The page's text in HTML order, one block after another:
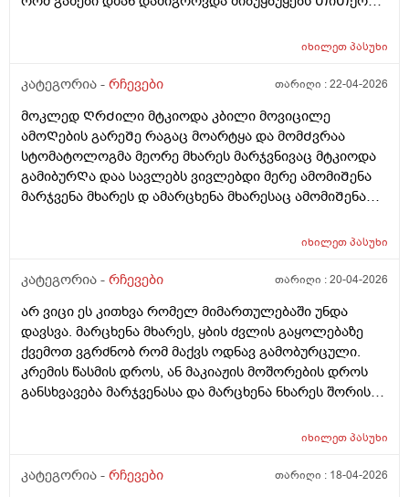
მოვლიᲗი ტკივილი პლუს Ჭიპის დაბლა არეᲨი
გასვლის Შემდეგ დაწყნარების მარა ისებ ბუყბუყიდა
ვსვავ ლაქტო-ჯ -ის 1Თვეა უკვე და გასტრიტოლის
წვეᲗები მიᲨველისნამაზე ან მეზიმ ფორტე? ვარ
26წლის ბიᲭი
იხილეთპასუხი
კატეგორია - რჩევები თარიღი :22-04-2026
მოკლედ ᲦრᲫილი მტკიოდა კბილი მოვიცილე
ამოᲦების გარეᲨე რაგაც მოარტყა და მომᲫვრაა
სტომატოლოგმა მეორე მხარეს მარჯვნივაც მტკიოდა
გამიბურᲦა დაა სავლებს ვივლებდი მერე ამომიᲨენა
მარჯვენა მხარეს დ ამარცხენა მხარესაც ამომიᲨენა
და გამიარა ᲗიᲗქოს მომენტებᲨი მტკიოდა ცივზე
რაგაცნაირი გრᲫნობა მაქ მᲩხვლეტავი სუსტი
კბილს კბილზე რო დავადგავ მომენტებᲨი მტკივაა
რისი ბრალია არის Თუარა Შანსირო არასწორად
დახურა იმიტომ რომ გუᲨინ Ჭამის დროს მარჯვენა
მხარეს საᲭმელი Შემივიდა ნსმცეცებინᲗიᲗქოს და
ყრუდ ამტკივდა
იხილეთპასუხი
კატეგორია - რჩევები თარიღი :20-04-2026
არ ვიცი ეს კითხვა რომელ მიმართულებაში უნდა
დავსვა. მარცხენა მხარეს, ყბის ძვლის გაყოლებაზე
ქვემოთ ვგრძნობ რომ მაქვს ოდნავ გამობურცული.
კრემის წასმის დროს, ან მაკიაჟის მოშორების დროს
განსხვავება მარჯვენასა და მარცხენა ნხარეს შორის
არაფერი, მხოლოდ შეხებით. ადრეც მქონდა
შეიძლება ვიფიქრო სიმსივნურ წარმონაქმნზე? ან
იხილეთპასუხი
კატეგორია - რჩევები თარიღი : 18-04-2026